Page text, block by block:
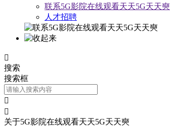
联系5G影院在线观看天天5G天天奭
人才招聘

搜索
搜索框


关于5G影院在线观看天天5G天天奭